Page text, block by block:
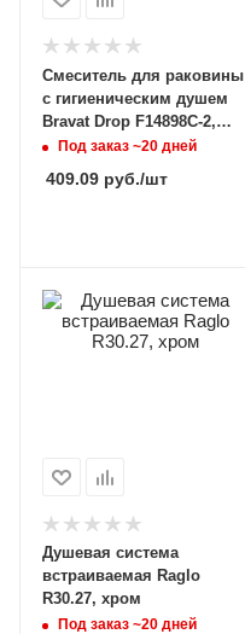
Смеситель для раковины
с гигиеническим душем
Bravat Drop F14898C-2,
хромПод заказ ~20 дней
409.09 руб./шт
Душевая система
встраиваемая Raglo
R30.27, хром
Под заказ ~20 дней